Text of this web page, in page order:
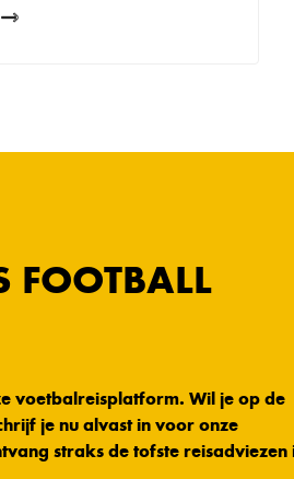
FOOTBALL
voetbalreisplatform. Wil je op de
je nu alvast in voor onze
straks de tofste reisadviezen